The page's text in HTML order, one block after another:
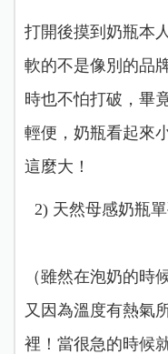
打開後摸到奶瓶本
軟的不是像別的品
時也不怕打破，畢
輕便，奶瓶看起來
這麼大！
2) 天然母感奶瓶
（雖然在泡奶的時
又因為溫度有熱氣
裡！當很急的時候